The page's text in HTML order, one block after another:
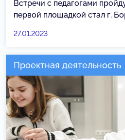
Встречи с педагогами
первой площадкой стал г.
27.01.2023
Проектная деятельность